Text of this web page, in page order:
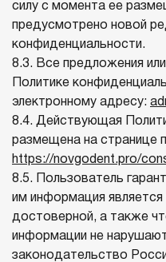
силу с момента ее
предусмотрено новой
конфиденциальности.
8.3. Все предложения
Политике
электронному адресу:
8.4. Действующая
размещена на странице
https://novgodent.pro/
8.5. Пользователь
им информация является
достоверной, а также
информации не
законодательство